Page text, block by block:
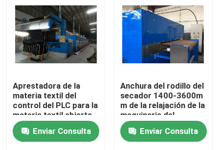
Hogar
Productos
Aprestadora de la
materia textil del
control del PLC para la
materia textil abierta
de los puntos de la
anchura/el sastre de
encargo
Enviar Consulta
Anchura del rodillo del
secador 1400-3600m
m de la relajación de la
maquinaria del
acabamiento de la
materia textil de la
capa
Enviar Consulta